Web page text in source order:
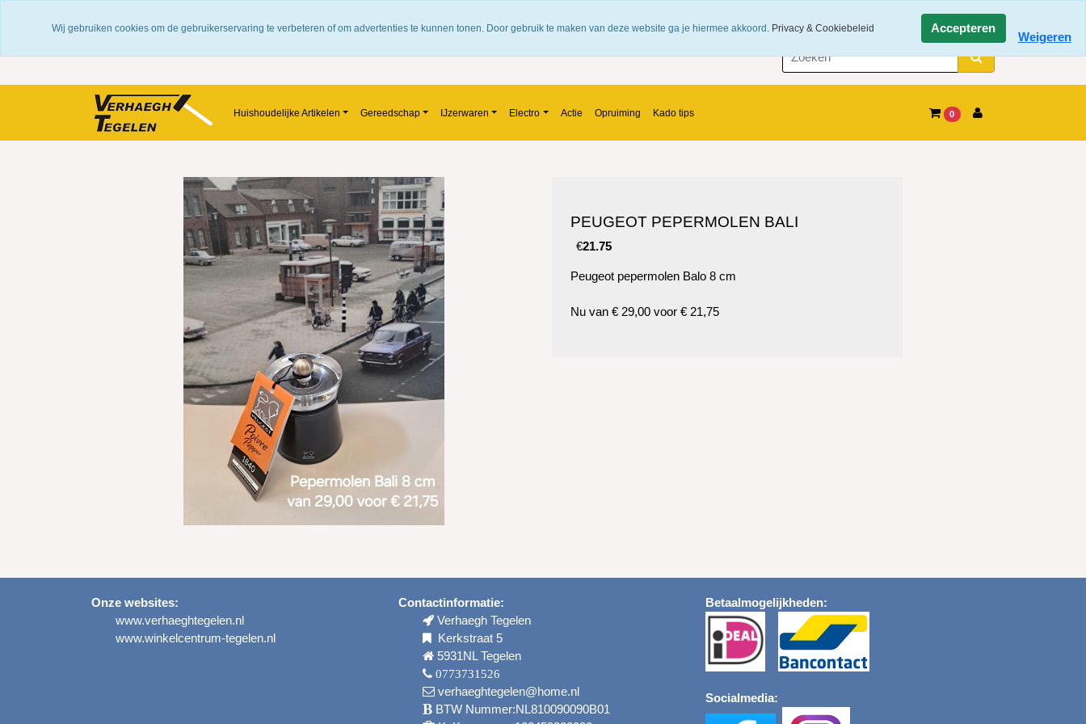
Huishoudelijke Artikelen Gereedschap IJzerwaren Electro Actie Opruiming Kado tips 0
PEUGEOT PEPERMOLEN BALI
€21.75
Peugeot pepermolen Balo 8 cm
Nu van € 29,00 voor € 21,75
Onze websites:
www.verhaeghtegelen.nl
www.winkelcentrum-tegelen.nl
Contactinformatie:
Verhaegh Tegelen
Kerkstraat 5
5931NL Tegelen
0773731526
verhaeghtegelen@home.nl
BTW Nummer:NL810090090B01
Betaalmogelijkheden:
Socialmedia:
Wij gebruiken cookies om de gebruikerservaring te verbeteren of om advertenties te kunnen tonen. Door gebruik te maken van deze website ga je hiermee akkoord. Privacy & Cookiebeleid Accepteren
Weigeren